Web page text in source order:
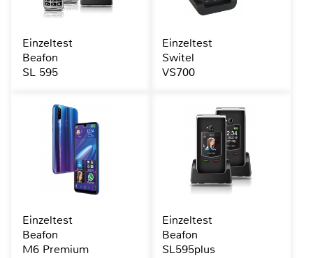
Einzeltest
Beafon
SL 595
Einzeltest
Switel
VS700
Einzeltest
Beafon
M6 Premium
Einzeltest
Beafon
SL595plus